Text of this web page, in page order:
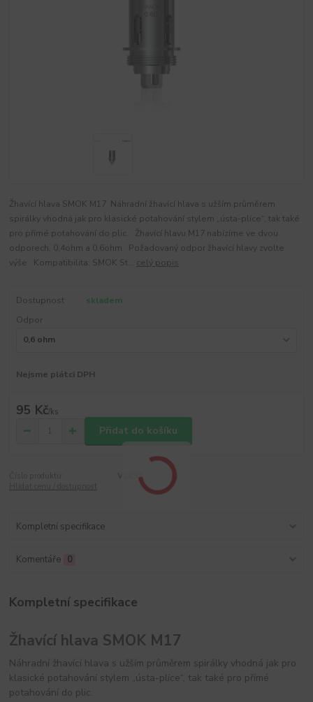
Žhavící hlava SMOK M17 Náhradní žhavící hlava s užším průměrem
spirálky vhodná jak pro klasické potahování stylem „ústa-plíce“, tak také
pro přímé potahování do plic. Žhavící hlavu M17 nabízíme ve dvou
odporech, 0,4ohm a 0,6ohm Požadovaný odpor žhavící hlavy zvolte
výše Kompatibilita: SMOK St... celý popis
Dostupnost
skladem
Odpor
Nejsme plátci DPH
95 Kč/ks
Přidat do košíku
V1837
Kompletní specifikace
Komentáře 0
Kompletní specifikace
Žhavící hlava SMOK M17
Náhradní žhavící hlava s užším průměrem spirálky vhodná jak pro
klasické potahování stylem „ústa-plíce“, tak také pro přímé
potahování do plic.